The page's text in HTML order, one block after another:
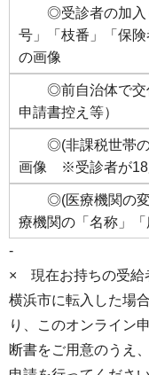
◎受診者の加入し
号」「枝番」「保
の画像
◎前自治体で交付
申請書控え等）
◎(非課税世帯の
画像 ※受診者が18
◎(医療機関の変
療機関の「名称」
-
× 現在お持ちの受給
横浜市に転入した場
り、このオンライン
断書をご用意のうえ